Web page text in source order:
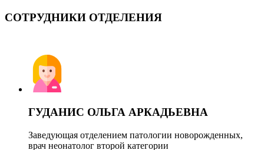
СОТРУДНИКИ ОТДЕЛЕНИЯ
ГУДАНИС ОЛЬГА АРКАДЬЕВНА
Заведующая отделением патологии новорожденных,
врач неонатолог второй категории